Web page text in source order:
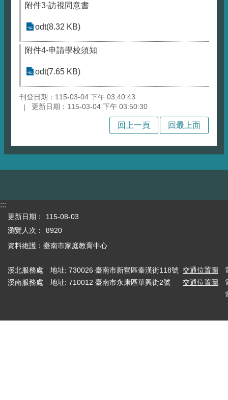
附件3-訪視同意書
odt(8.32 KB)
附件4-申請學校須知
odt(7.65 KB)
刊登日期：115-03-04 下午 03:40:43
更新日期：115-03-04 下午 03:50:30
回上一頁 回最上面
:::
更新日期：
115-08-03
瀏覽人次：
8920
資料維護：臺南市家庭教育中心
溪北服務處 地址: 730026 臺南市新營區秦漢街118號 交通位置圖
溪南服務處
地址: 710012 臺南市永康區華興街2號 交通位置圖